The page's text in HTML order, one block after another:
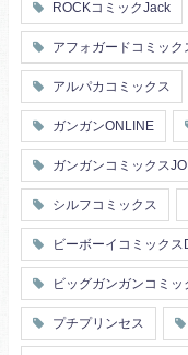
ROCKコミックJack
アフォガードコミック
アルパカコミックス
ガンガンONLINE
ガンガンコミックス
シルフコミックス
ビーボーイコミックス
ビッグガンガンコミッ
プチプリンセス